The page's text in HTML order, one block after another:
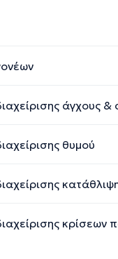
άγχους &
θυμού
κρίσεων